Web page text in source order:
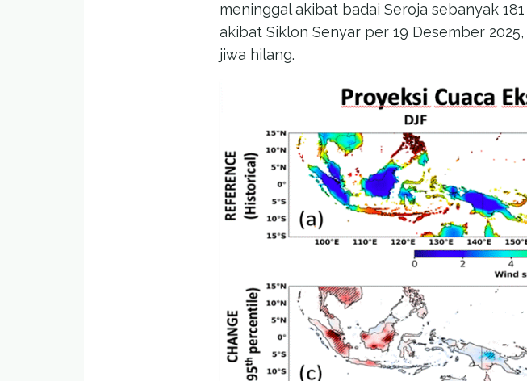
meninggal akibat badai Seroja sebanyak
akibat Siklon Senyar per 19 Desember
jiwa hilang.